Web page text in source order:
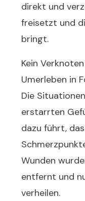
direkt und
freisetzt und
bringt.
Kein
Umerleben in
Die
erstarrten
dazu führt,
Wunden
entfernt und
verheilen.